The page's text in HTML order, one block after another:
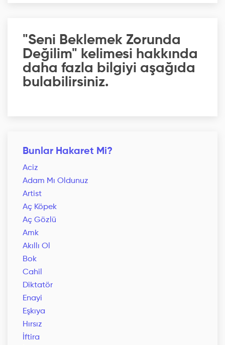
"Seni Beklemek Zorunda
Değilim" kelimesi hakkında
daha fazla bilgiyi aşağıda
bulabilirsiniz.
Bunlar Hakaret Mi?
Aciz
Adam Mı Oldunuz
Artist
Aç Köpek
Aç Gözlü
Amk
Akıllı Ol
Bok
Cahil
Diktatör
Enayi
Eşkıya
Hırsız
İftira